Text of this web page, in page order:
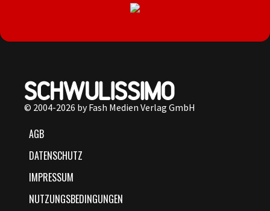
© 2004-2026 by Fash Medien Verlag GmbH
AGB
DATENSCHUTZ
IMPRESSUM
NUTZUNGSBEDINGUNGEN